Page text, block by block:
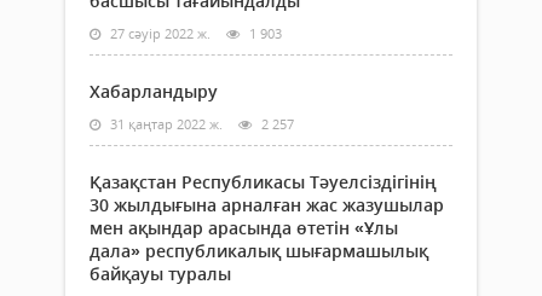
27 сәуір 2022 ж. 1 903
Хабарландыру
31 қаңтар 2022 ж. 2 257
Қазақстан Республикасы Тәуелсіздігінің
30 жылдығына арналған жас жазушылар
мен ақындар арасында өтетін «Ұлы
дала» республикалық шығармашылық
байқауы туралы